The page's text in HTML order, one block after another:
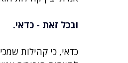
ובכל זאת - כדאי.
כדאי, כי קהילות